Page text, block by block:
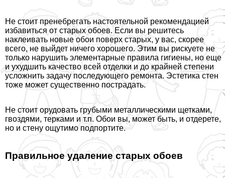
Не стоит пренебрегать настоятельной рекомендацией
избавиться от старых обоев. Если вы решитесь
наклеивать новые обои поверх старых, у вас, скорее
всего, не выйдет ничего хорошего. Этим вы рискуете не
только нарушить элементарные правила гигиены, но еще
и ухудшить качество всей отделки и до крайней степени
усложнить задачу последующего ремонта. Эстетика стен
тоже может существенно пострадать.
Не стоит орудовать грубыми металлическими щетками,
гвоздями, терками и т.п. Обои вы, может быть, и отдерете,
но и стену ощутимо подпортите.
Правильное удаление старых обоев